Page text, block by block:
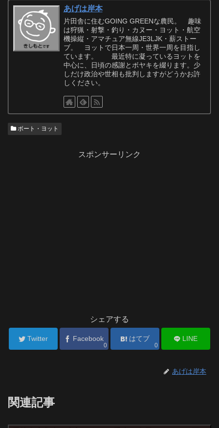
あげは岸本
片田舎に住むGOING GREENな農民。 趣味
は狩猟・射撃・釣り・カヌー・ヨット・航空
機操縦・アマチュア無線JE3LJK・薪ストー
ブ。 ヨットで日本一周・世界一周を目指し
ています。 最近特に凝っているヨットを
中心に、日頃の感謝とボヤキを綴ります。少
しだけ政治や世相も批判しますがどうかお許
しください。
ボート・ヨット
スポンサーリンク
シェアする
Twitter Facebook
0
はてブ
0
LINE
あげは岸本
関連記事